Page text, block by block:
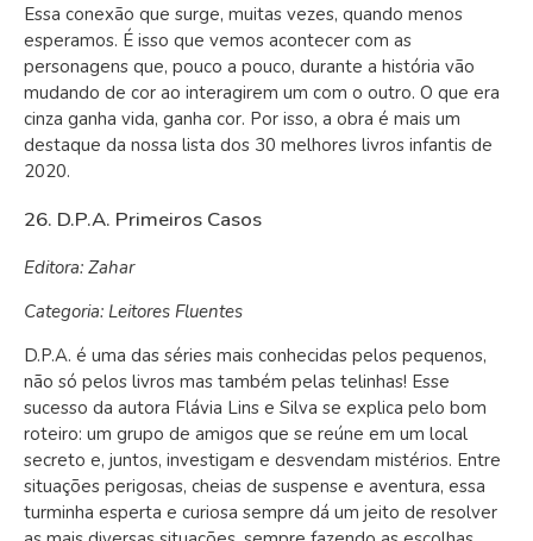
Essa conexão que surge, muitas vezes, quando menos
esperamos. É isso que vemos acontecer com as
personagens que, pouco a pouco, durante a história vão
mudando de cor ao interagirem um com o outro. O que era
cinza ganha vida, ganha cor. Por isso, a obra é mais um
destaque da nossa lista dos 30 melhores livros infantis de
2020.
26. D.P.A. Primeiros Casos
Editora: Zahar
Categoria: Leitores Fluentes
D.P.A. é uma das séries mais conhecidas pelos pequenos,
não só pelos livros mas também pelas telinhas! Esse
sucesso da autora Flávia Lins e Silva se explica pelo bom
roteiro: um grupo de amigos que se reúne em um local
secreto e, juntos, investigam e desvendam mistérios. Entre
situações perigosas, cheias de suspense e aventura, essa
turminha esperta e curiosa sempre dá um jeito de resolver